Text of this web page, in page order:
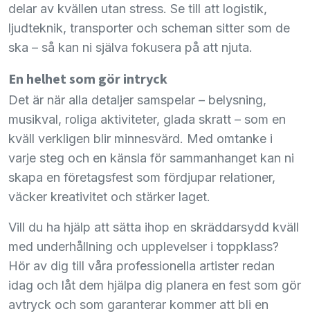
delar av kvällen utan stress. Se till att logistik,
ljudteknik, transporter och scheman sitter som de
ska – så kan ni själva fokusera på att njuta.
En helhet som gör intryck
Det är när alla detaljer samspelar – belysning,
musikval, roliga aktiviteter, glada skratt – som en
kväll verkligen blir minnesvärd. Med omtanke i
varje steg och en känsla för sammanhanget kan ni
skapa en företagsfest som fördjupar relationer,
väcker kreativitet och stärker laget.
Vill du ha hjälp att sätta ihop en skräddarsydd kväll
med underhållning och upplevelser i toppklass?
Hör av dig till våra professionella artister redan
idag och låt dem hjälpa dig planera en fest som gör
avtryck och som garanterar kommer att bli en